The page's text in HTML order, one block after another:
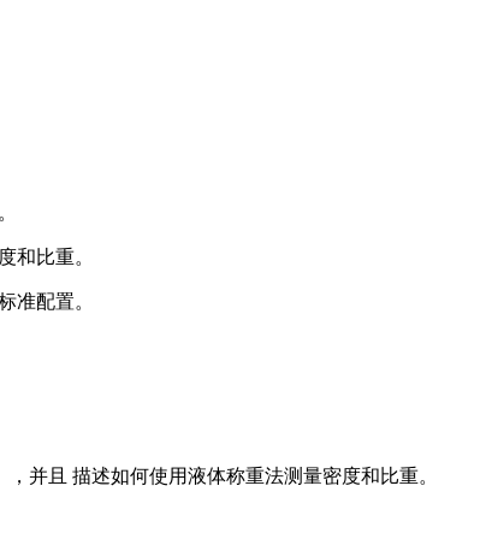
和比重。
准配置。
并且 描述如何使用液体称重法测量密度和比重。